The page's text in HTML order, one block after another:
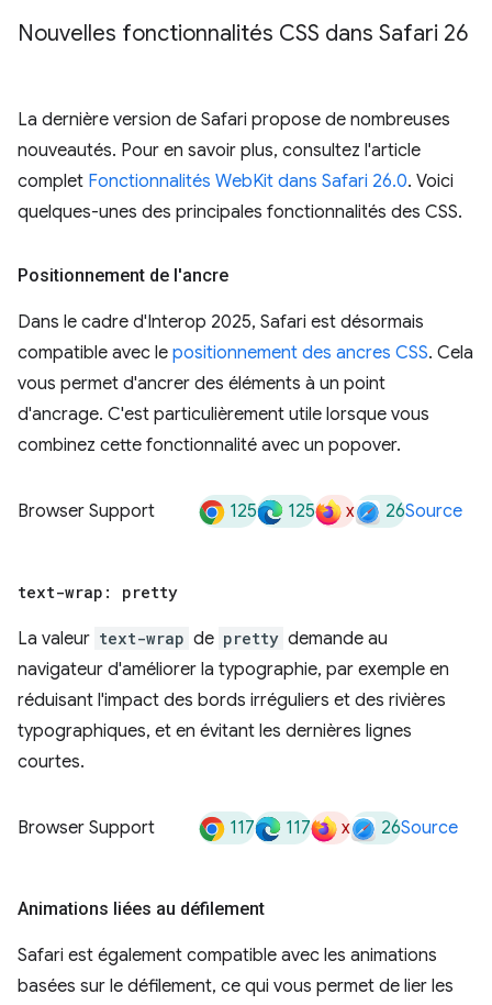
Nouvelles fonctionnalités CSS dans Safari 26
La dernière version de Safari propose de nombreuses
nouveautés. Pour en savoir plus, consultez l'article
complet Fonctionnalités WebKit dans Safari 26.0. Voici
quelques-unes des principales fonctionnalités des CSS.
Positionnement de l'ancre
Dans le cadre d'Interop 2025, Safari est désormais
compatible avec le positionnement des ancres CSS. Cela
vous permet d'ancrer des éléments à un point
d'ancrage. C'est particulièrement utile lorsque vous
combinez cette fonctionnalité avec un popover.
Browser Support 125 125 x 26Source
text-wrap: pretty
La valeur text-wrap de pretty demande au
navigateur d'améliorer la typographie, par exemple en
réduisant l'impact des bords irréguliers et des rivières
typographiques, et en évitant les dernières lignes
courtes.
Browser Support 117 117 x 26Source
Animations liées au défilement
Safari est également compatible avec les animations
basées sur le défilement, ce qui vous permet de lier les